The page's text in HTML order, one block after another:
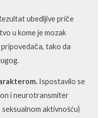
ubedljive priče
u kome je mozak
tako da
Ispostavilo se
i neurotransmiter
aktivnošću)